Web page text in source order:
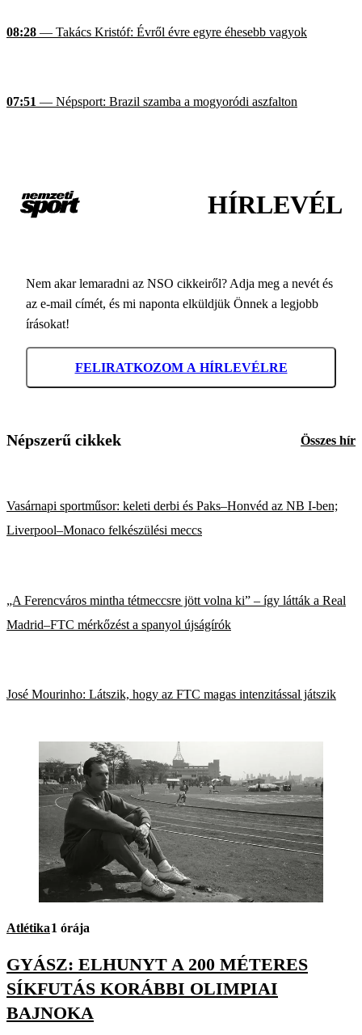
08:28 — Takács Kristóf: Évről évre egyre éhesebb vagyok
07:51 — Népsport: Brazil szamba a mogyoródi aszfalton
HÍRLEVÉL
Nem akar lemaradni az NSO cikkeiről? Adja meg a nevét és
az e-mail címét, és mi naponta elküldjük Önnek a legjobb
írásokat!
FELIRATKOZOM A HÍRLEVÉLRE
Népszerű cikkek Összes hír
Vasárnapi sportműsor: keleti derbi és Paks–Honvéd az NB I-ben;
Liverpool–Monaco felkészülési meccs
„A Ferencváros mintha tétmeccsre jött volna ki” – így látták a Real
Madrid–FTC mérkőzést a spanyol újságírók
José Mourinho: Látszik, hogy az FTC magas intenzitással játszik
Atlétika1 órája
GYÁSZ: ELHUNYT A 200 MÉTERES
SÍKFUTÁS KORÁBBI OLIMPIAI
BAJNOKA